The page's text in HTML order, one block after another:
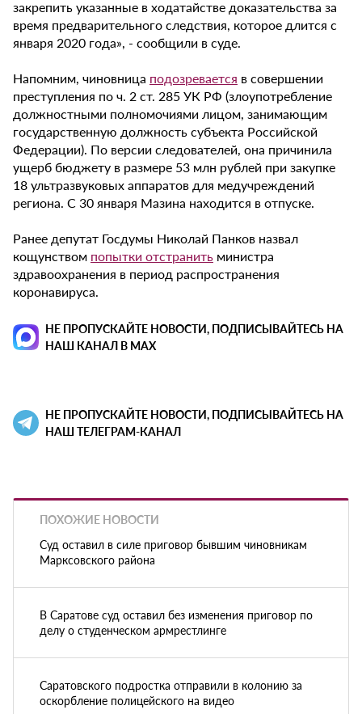
закрепить указанные в ходатайстве доказательства за
время предварительного следствия, которое длится с
января 2020 года», - сообщили в суде.
Напомним, чиновница подозревается в совершении
преступления по ч. 2 ст. 285 УК РФ (злоупотребление
должностными полномочиями лицом, занимающим
государственную должность субъекта Российской
Федерации). По версии следователей, она причинила
ущерб бюджету в размере 53 млн рублей при закупке
18 ультразвуковых аппаратов для медучреждений
региона. С 30 января Мазина находится в отпуске.
Ранее депутат Госдумы Николай Панков назвал
кощунством попытки отстранить министра
здравоохранения в период распространения
коронавируса.
НЕ ПРОПУСКАЙТЕ НОВОСТИ, ПОДПИСЫВАЙТЕСЬ НА
НАШ КАНАЛ В MAX
НЕ ПРОПУСКАЙТЕ НОВОСТИ, ПОДПИСЫВАЙТЕСЬ НА
НАШ ТЕЛЕГРАМ-КАНАЛ
ПОХОЖИЕ НОВОСТИ
Суд оставил в силе приговор бывшим чиновникам
Марксовского района
В Саратове суд оставил без изменения приговор по
делу о студенческом армрестлинге
Саратовского подростка отправили в колонию за
оскорбление полицейского на видео